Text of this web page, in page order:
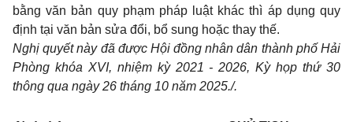
bằng văn bản quy phạm pháp luật khác thì áp dụng quy
định tại văn bản sửa đổi, bổ sung hoặc thay thế.
Nghị quyết này đã được Hội đồng nhân dân thành phố Hải
Phòng khóa XVI, nhiệm kỳ 2021 - 2026, Kỳ họp thứ 30
thông qua ngày 26 tháng 10 năm 2025./.